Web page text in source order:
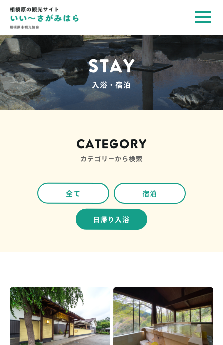
STAY
入浴・宿泊
CATEGORY
カテゴリーから検索
全て 宿泊
日帰り入浴